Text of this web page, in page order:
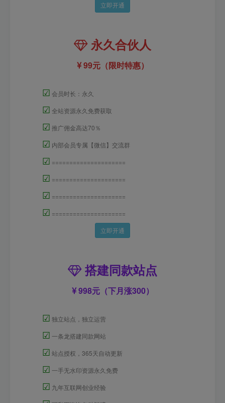
立即开通
永久合伙人
99元（限时特惠）
☑ 会员时长：永久
☑ 全站资源永久免费获取
☑ 推广佣金高达70％
☑ 内部会员专属【微信】交流群
☑ =====================
☑ =====================
☑ =====================
☑ =====================
立即开通
搭建同款站点
998元（下月涨300）
☑ 独立站点，独立运营
☑ 一条龙搭建同款网站
☑ 站点授权，365天自动更新
☑ 一手无水印资源永久免费
☑ 九年互联网创业经验